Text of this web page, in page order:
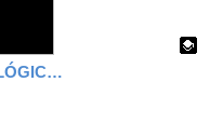
INNOVACIÓN METODOLÓGICA - MODA CONCEPTUAL